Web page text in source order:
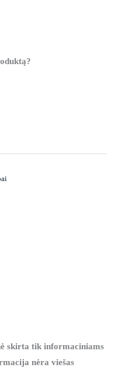
skirta tik informaciniams
nėra viešas